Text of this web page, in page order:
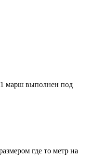
1 марш выполнен под
где то метр на